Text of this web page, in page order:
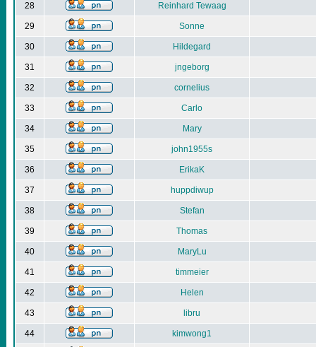
28 Reinhard Tewaag
29 Sonne
30 Hildegard
31 jngeborg
32 cornelius
33 Carlo
34 Mary
35 john1955s
36 ErikaK
37 huppdiwup
38 Stefan
39 Thomas
40 MaryLu
41 timmeier
42 Helen
43 libru
44 kimwong1